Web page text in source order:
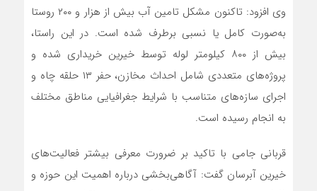
وی افزود: تاکنون مشکل تامین آب بیش از هزار و ۲۰۰ روستا
به‌صورت کامل یا نسبی برطرف شده است. در این راستا،
بیش از ۸۰۰ کیلومتر لوله توسط خیرین خریداری شده و
پروژه‌های متعددی شامل احداث مخازن، حفر ۱۳ حلقه چاه و
اجرای سازه‌های متناسب با شرایط جغرافیایی مناطق مختلف
به انجام رسیده است.
قربانی‌ جامی با تاکید بر ضرورت معرفی بیشتر فعالیت‌های
خیرین آبرسان گفت: آگاهی‌بخشی درباره اهمیت این حوزه و